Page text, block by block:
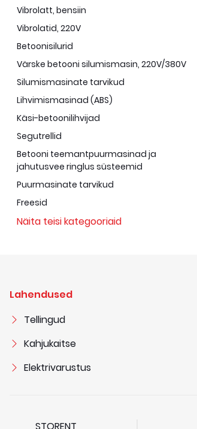
Vibrolatt, bensiin
Vibrolatid, 220V
Betoonisilurid
Värske betooni silumismasin, 220V/380V
Silumismasinate tarvikud
Lihvimismasinad (ABS)
Käsi-betoonilihvijad
Segutrellid
Betooni teemantpuurmasinad ja
jahutusvee ringlus süsteemid
Puurmasinate tarvikud
Freesid
Näita teisi kategooriaid
Lahendused
Tellingud
Kahjukaitse
Elektrivarustus